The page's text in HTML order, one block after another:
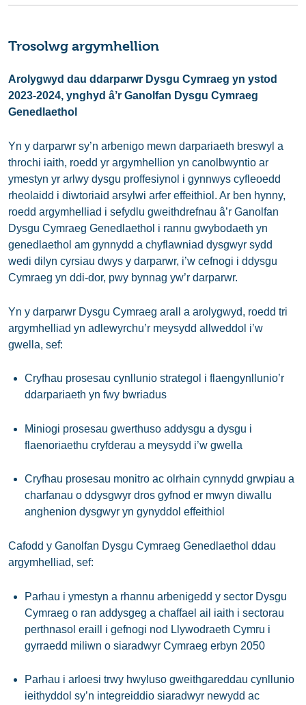
Trosolwg argymhellion
Arolygwyd dau ddarparwr Dysgu Cymraeg yn ystod
2023-2024, ynghyd â’r Ganolfan Dysgu Cymraeg
Genedlaethol
Yn y darparwr sy’n arbenigo mewn darpariaeth breswyl a
throchi iaith, roedd yr argymhellion yn canolbwyntio ar
ymestyn yr arlwy dysgu proffesiynol i gynnwys cyfleoedd
rheolaidd i diwtoriaid arsylwi arfer effeithiol. Ar ben hynny,
roedd argymhelliad i sefydlu gweithdrefnau â’r Ganolfan
Dysgu Cymraeg Genedlaethol i rannu gwybodaeth yn
genedlaethol am gynnydd a chyflawniad dysgwyr sydd
wedi dilyn cyrsiau dwys y darparwr, i’w cefnogi i ddysgu
Cymraeg yn ddi-dor, pwy bynnag yw’r darparwr.
Yn y darparwr Dysgu Cymraeg arall a arolygwyd, roedd tri
argymhelliad yn adlewyrchu’r meysydd allweddol i’w
gwella, sef:
Cryfhau prosesau cynllunio strategol i flaengynllunio’r
ddarpariaeth yn fwy bwriadus
Miniogi prosesau gwerthuso addysgu a dysgu i
flaenoriaethu cryfderau a meysydd i’w gwella
Cryfhau prosesau monitro ac olrhain cynnydd grwpiau a
charfanau o ddysgwyr dros gyfnod er mwyn diwallu
anghenion dysgwyr yn gynyddol effeithiol
Cafodd y Ganolfan Dysgu Cymraeg Genedlaethol ddau
argymhelliad, sef:
Parhau i ymestyn a rhannu arbenigedd y sector Dysgu
Cymraeg o ran addysgeg a chaffael ail iaith i sectorau
perthnasol eraill i gefnogi nod Llywodraeth Cymru i
gyrraedd miliwn o siaradwyr Cymraeg erbyn 2050
Parhau i arloesi trwy hwyluso gweithgareddau cynllunio
ieithyddol sy’n integreiddio siaradwyr newydd ac